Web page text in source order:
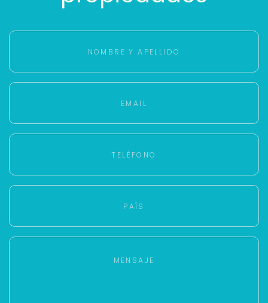
Cancelar
Con estos datos podemos responderte mejor y